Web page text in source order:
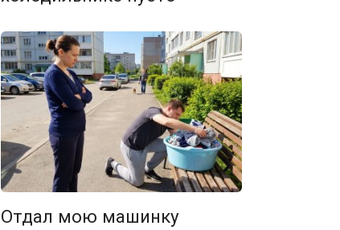
Отдал мою машинку